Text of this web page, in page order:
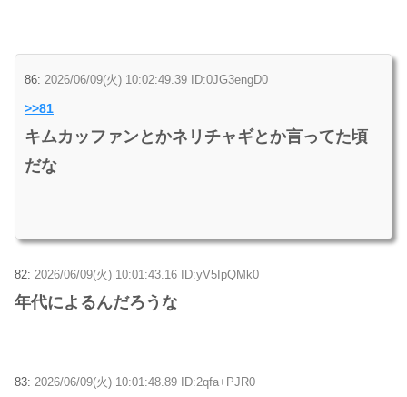
86: 2026/06/09(火) 10:02:49.39 ID:0JG3engD0
>>81
キムカッファンとかネリチャギとか言ってた頃
だな
82: 2026/06/09(火) 10:01:43.16 ID:yV5IpQMk0
年代によるんだろうな
83: 2026/06/09(火) 10:01:48.89 ID:2qfa+PJR0